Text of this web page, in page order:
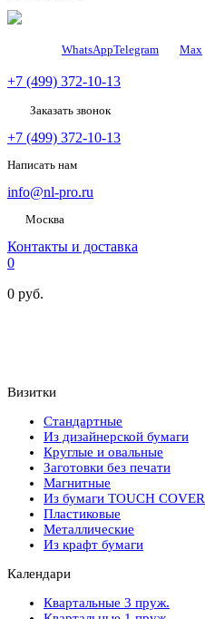
WhatsAppTelegram Мах
+7 (499) 372-10-13
Заказать звонок
+7 (499) 372-10-13
Написать нам
info@nl-pro.ru
Москва
Контакты и доставка
0
0 руб.
Визитки
Стандартные
Из дизайнерской бумаги
Круглые и овальные
Заготовки без печати
Магнитные
Из бумаги TOUCH COVER
Пластиковые
Металлические
Из крафт бумаги
Календари
Квартальные 3 пруж.